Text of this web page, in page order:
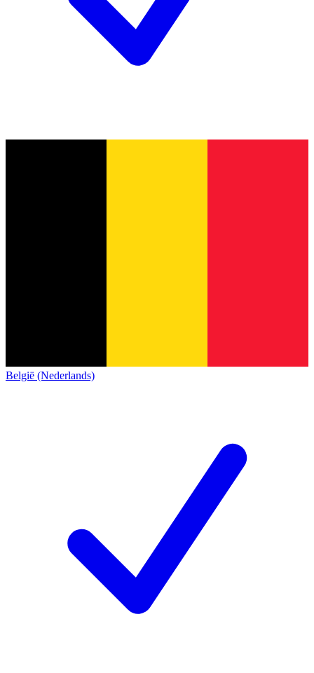
België (Nederlands)